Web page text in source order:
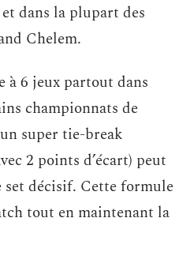
dans la plupart des
Chelem.
à 6 jeux partout dans
championnats de
super tie-break
2 points d’écart) peut
décisif. Cette formule
tout en maintenant la